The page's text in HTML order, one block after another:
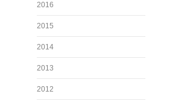
2016
2015
2014
2013
2012